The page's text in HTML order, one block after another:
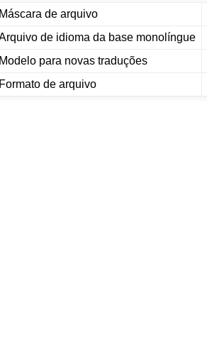
suportados
Máscara de arquivo
de idioma da base monolíngue
Modelo para novas traduções
Formato de arquivo